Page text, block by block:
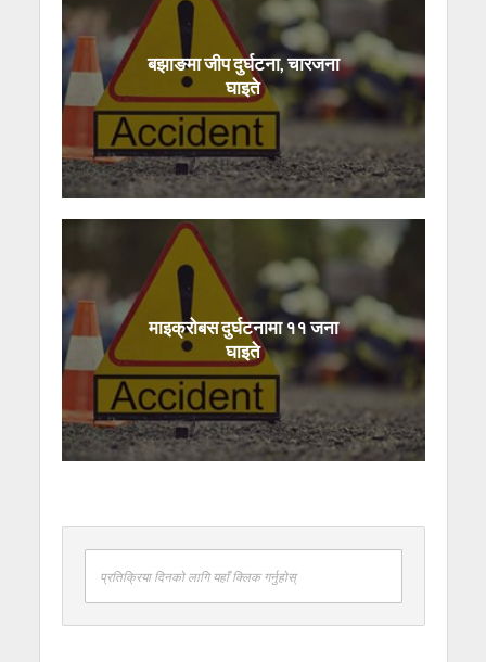
बझाङमा जीप दुर्घटना, चारजना
घाइते
माइक्रोबस दुर्घटनामा ११ जना
घाइते
प्रतिक्रिया दिनको लागि यहाँ क्लिक गर्नुहोस्